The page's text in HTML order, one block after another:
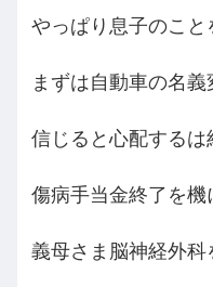
やっぱり息子のこと
まずは自動車の名義
信じると心配するは
傷病手当金終了を
義母さま脳神経外科